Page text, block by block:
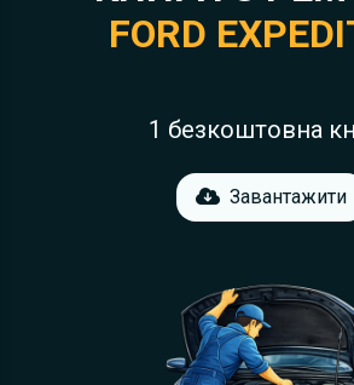
FORD
1 безкоштовна
Завантажити